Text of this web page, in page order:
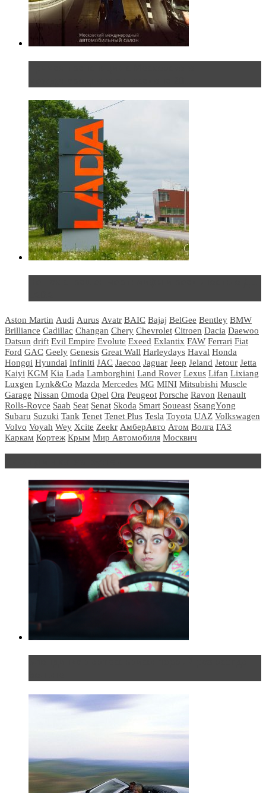
Aston Martin Audi Aurus Avatr BAIC Bajaj BelGee Bentley BMW
Brilliance Cadillac Changan Chery Chevrolet Citroen Dacia Daewoo
Datsun drift Evil Empire Evolute Exeed Exlantix FAW Ferrari Fiat
Ford GAC Geely Genesis Great Wall Harleydays Haval Honda
Hongqi Hyundai Infiniti JAC Jaecoo Jaguar Jeep Jeland Jetour Jetta
Kaiyi KGM Kia Lada Lamborghini Land Rover Lexus Lifan Lixiang
Luxgen Lynk&Co Mazda Mercedes MG MINI Mitsubishi Muscle
Garage Nissan Omoda Opel Ora Peugeot Porsche Ravon Renault
Rolls-Royce Saab Seat Senat Skoda Smart Soueast SsangYong
Subaru Suzuki Tank Tenet Tenet Plus Tesla Toyota UAZ Volkswagen
Volvo Voyah Wey Xcite Zeekr АмберАвто Атом Волга ГАЗ
Каркам Кортеж Крым Мир Автомобиля Москвич